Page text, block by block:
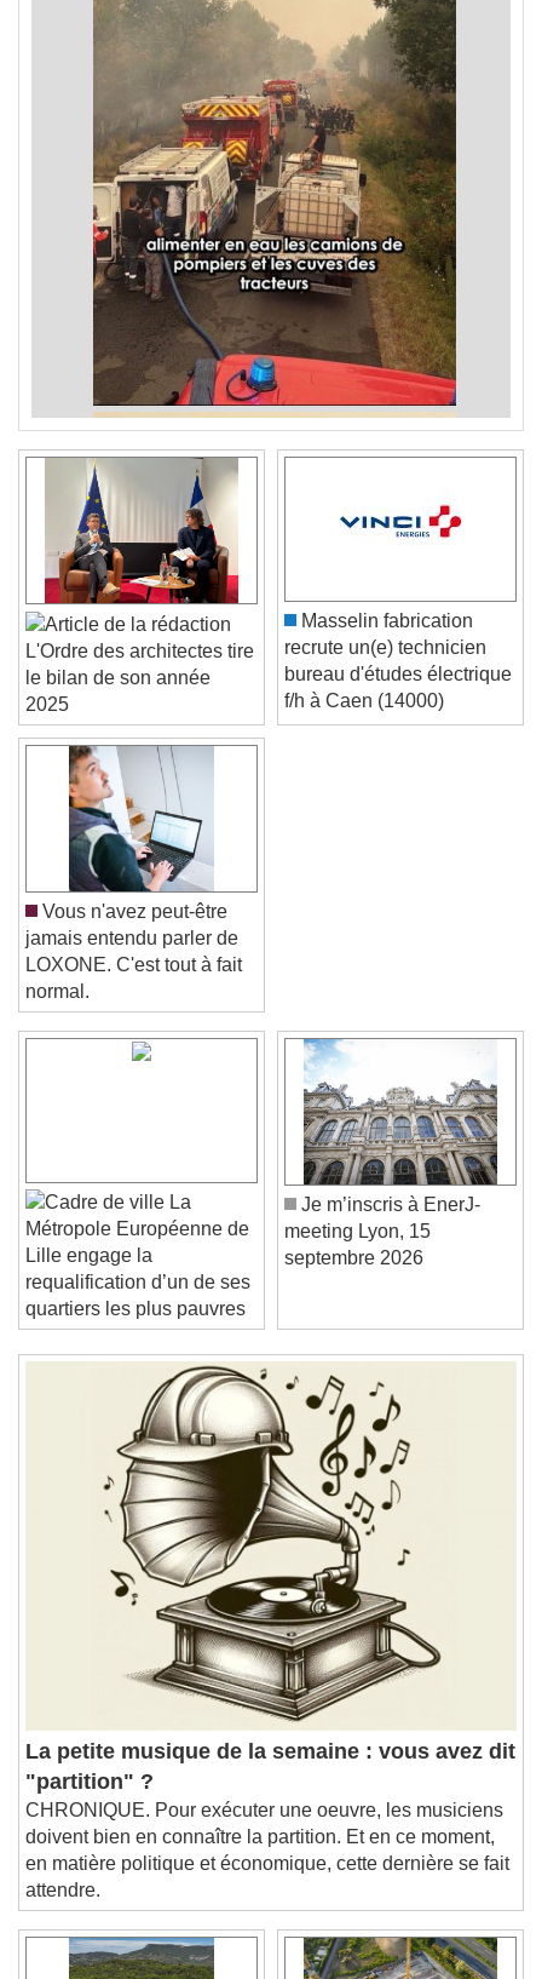
Skip Forward
Unmute
Current Time
/
Duration
Loaded :0%
Stream Type
Seek to live, currently behind liveLIVE
Remaining Time-0:00
Playback Rate
Chapters
Chapters
Descriptions
descriptions off
Subtitles
subtitles settings, opens subtitles
settings dialog
subtitles off, selected
Picture-in-Picture
Fullscreen
This is a modal window.
Beginning of dialog window. Escape will cancel
and close the window.
Text
Color Opacity
Text Background
L'Ordre des architectes tire
le bilan de son année
2025
Masselin fabrication
recrute un(e) technicien
bureau d'études électrique
Vous n'avez peut-être
jamais entendu parler de
LOXONE. C'est tout à fait
normal.
La
Métropole Européenne de
Lille engage la
requalification d’un de ses
quartiers les plus pauvres
Je m’inscris à EnerJ-
meeting Lyon, 15
La petite musique de la semaine : vous avez dit
"partition" ?
CHRONIQUE. Pour exécuter une oeuvre, les musiciens
doivent bien en connaître la partition. Et en ce moment,
en matière politique et économique, cette dernière se fait
attendre.